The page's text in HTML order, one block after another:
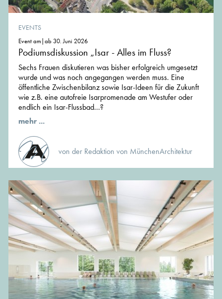
EVENTS
Event am|ab 30. Juni 2026
Podiumsdiskussion „Isar - Alles im Fluss?
Sechs Frauen diskutieren was bisher erfolgreich umgesetzt
wurde und was noch angegangen werden muss. Eine
öffentliche Zwischenbilanz sowie Isar-Ideen für die Zukunft
wie z.B. eine autofreie Isarpromenade am Westufer oder
endlich ein Isar-Flussbad...?
mehr ...
von der Redaktion von MünchenArchitektur